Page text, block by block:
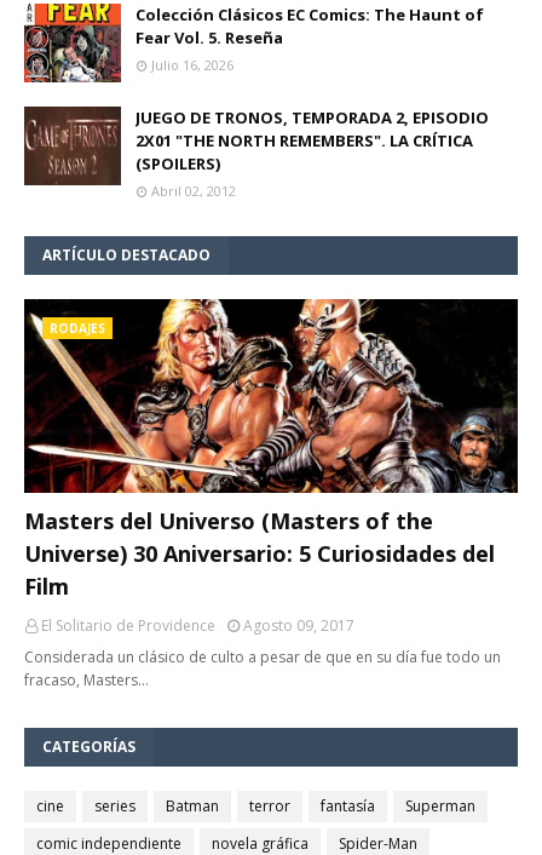
Colección Clásicos EC Comics: The Haunt of
Fear Vol. 5. Reseña
Julio 16, 2026
JUEGO DE TRONOS, TEMPORADA 2, EPISODIO
2X01 "THE NORTH REMEMBERS". LA CRÍTICA
(SPOILERS)
Abril 02, 2012
ARTÍCULO DESTACADO
RODAJES
Masters del Universo (Masters of the
Universe) 30 Aniversario: 5 Curiosidades del
Film
El Solitario de Providence
Agosto 09, 2017
Considerada un clásico de culto a pesar de que en su día fue todo un
fracaso, Masters…
CATEGORÍAS
cine series Batman terror fantasía
Superman
comic independiente
novela gráfica
Spider-Man